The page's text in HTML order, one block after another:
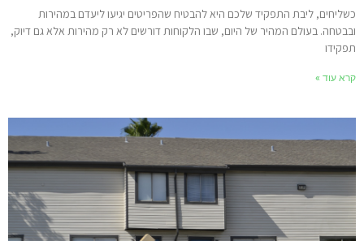
ליבת התפקיד שלכם היא להבטיח שהפריטים יגיעו ליעדם במהירות
בעולם המהיר של היום, שבו הלקוחות דורשים לא רק מהירות אלא גם דיוק,
עוד »